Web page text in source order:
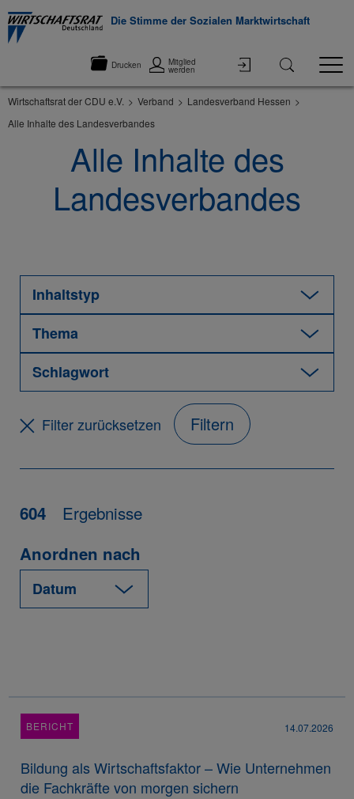
Die Stimme der Sozialen Marktwirtschaft
Drucken Mitglied
werden
Wirtschaftsrat der CDU e.V. Verband
Landesverband Hessen
Alle Inhalte des Landesverbandes
Alle Inhalte des
Landesverbandes
Filter zurücksetzen Filtern
604 Ergebnisse
Anordnen nach
BERICHT 14.07.2026
Bildung als Wirtschaftsfaktor – Wie Unternehmen
die Fachkräfte von morgen sichern